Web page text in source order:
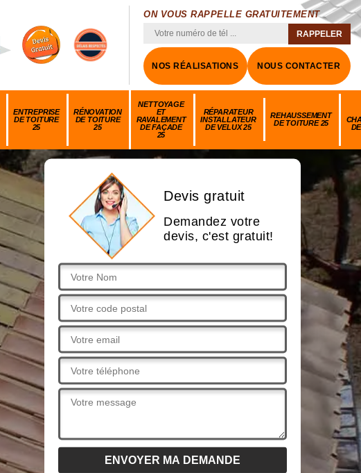
ON VOUS RAPPELLE GRATUITEMENT
NOS RÉALISATIONS NOUS CONTACTER
ENTREPRISE
DE TOITURE
25
RÉNOVATION
DE TOITURE
25
NETTOYAGE
ET
RAVALEMENT
DE FAÇADE
25
RÉPARATEUR
INSTALLATEUR
DE VELUX 25
REHAUSSEMENT
DE TOITURE 25
Devis gratuit
Demandez votre
devis, c'est gratuit!